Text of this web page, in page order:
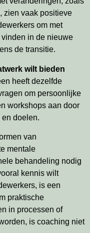
zien vaak positieve
om met
in de nieuwe
de transitie.
wilt bieden
heeft dezelfde
om persoonlijke
workshops aan door
doelen.
van
mentale
behandeling nodig
kennis wilt
is een
praktische
in processen of
is coaching niet